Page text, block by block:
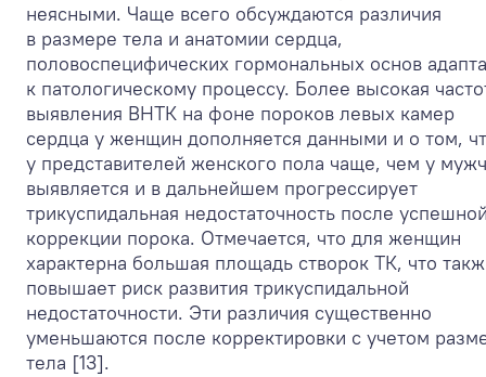
неясными. Чаще всего обсуждаются различия
в размере тела и анатомии сердца,
половоспецифических гормональных основ
к патологическому процессу. Более высокая
выявления ВНТК на фоне пороков левых камер
сердца у женщин дополняется данными и о том,
у представителей женского пола чаще, чем у
выявляется и в дальнейшем прогрессирует
трикуспидальная недостаточность после
коррекции порока. Отмечается, что для женщин
характерна большая площадь створок ТК, что
повышает риск развития трикуспидальной
недостаточности. Эти различия существенно
уменьшаются после корректировки с учетом
тела [13].